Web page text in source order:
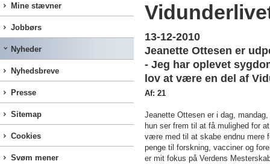
Mine stævner
Jobbørs
Nyheder
Nyhedsbreve
Presse
Sitemap
Cookies
Svøm mener
13-12-2010
Jeanette Ottesen er
- Jeg har oplevet
lov at være en del af
Af: 21
Jeanette Ottesen er i dag,
hun ser frem til at få mulighed for
være med til at skabe endnu mere
penge til forskning, vacciner og
er mit fokus på Verdens